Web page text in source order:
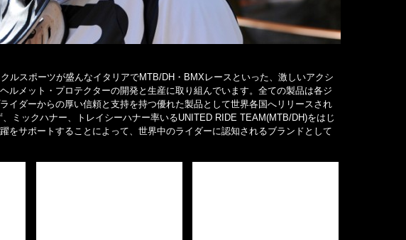
ルスポーツが盛んなイタリアでMTB/DH・BMXレースといった、激しいアクシ
ルメット・プロテクターの開発と生産に取り組んでいます。全ての製品は各ジ
イダーからの厚い信頼と支持を持つ優れた製品として世界各国へリリースされ
ミックハナー、トレイシーハナー率いるUNITED RIDE TEAM(MTB/DH)をはじ
をサポートすることによって、世界中のライダーに認知されるブランドとして